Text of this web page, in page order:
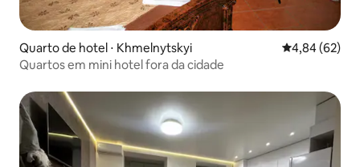
Quarto de hotel ⋅ Khmelnytskyi 4,84 de uma
4,84 (62)
Quartos em mini hotel fora da cidade